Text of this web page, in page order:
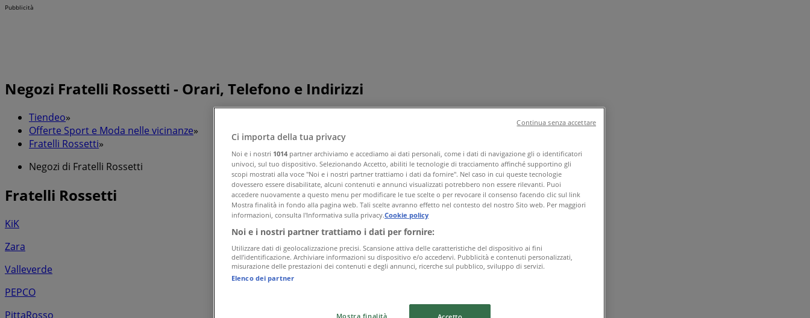
Pubblicità
Negozi Fratelli Rossetti - Orari, Telefono e Indirizzi
Tiendeo»
Offerte Sport e Moda nelle vicinanze»
Fratelli Rossetti»
Negozi di Fratelli Rossetti
Fratelli Rossetti
KiK
Zara
Valleverde
PEPCO
PittaRosso
Ci importa della tua privacy
Noi e i nostri 1014 partner archiviamo e accediamo ai dati personali, come i dati di navigazione gli o identificatori
univoci, sul tuo dispositivo. Selezionando Accetto, abiliti le tecnologie di tracciamento affinché supportino gli
scopi mostrati alla voce "Noi e i nostri partner trattiamo i dati da fornire". Nel caso in cui queste tecnologie
dovessero essere disabilitate, alcuni contenuti e annunci visualizzati potrebbero non essere rilevanti. Puoi
accedere nuovamente a questo menu per modificare le tue scelte o per revocare il consenso facendo clic sul link
Mostra finalità in fondo alla pagina web. Tali scelte avranno effetto nel contesto del nostro Sito web. Per maggiori
informazioni, consulta l'Informativa sulla privacy.Cookie policy
Noi e i nostri partner trattiamo i dati per fornire:
Utilizzare dati di geolocalizzazione precisi. Scansione attiva delle caratteristiche del dispositivo ai fini
dell’identificazione. Archiviare informazioni su dispositivo e/o accedervi. Pubblicità e contenuti personalizzati,
misurazione delle prestazioni dei contenuti e degli annunci, ricerche sul pubblico, sviluppo di servizi.
Elenco dei partner
Mostra finalità
Continua senza accettare